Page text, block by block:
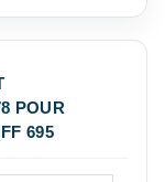
POUR
695